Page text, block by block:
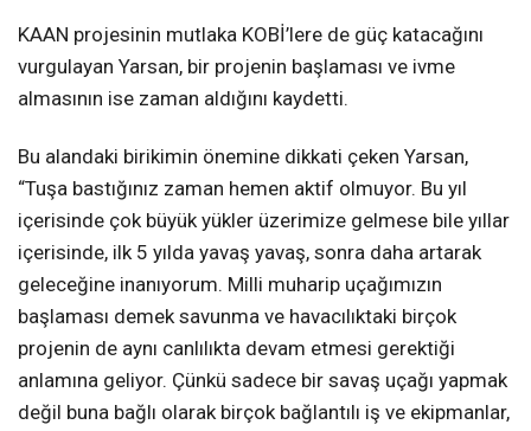
KAAN projesinin mutlaka KOBİ’lere de güç katacağını
vurgulayan Yarsan, bir projenin başlaması ve ivme
almasının ise zaman aldığını kaydetti.
Bu alandaki birikimin önemine dikkati çeken Yarsan,
“Tuşa bastığınız zaman hemen aktif olmuyor. Bu yıl
içerisinde çok büyük yükler üzerimize gelmese bile yıllar
içerisinde, ilk 5 yılda yavaş yavaş, sonra daha artarak
geleceğine inanıyorum. Milli muharip uçağımızın
başlaması demek savunma ve havacılıktaki birçok
projenin de aynı canlılıkta devam etmesi gerektiği
anlamına geliyor. Çünkü sadece bir savaş uçağı yapmak
değil buna bağlı olarak birçok bağlantılı iş ve ekipmanlar,